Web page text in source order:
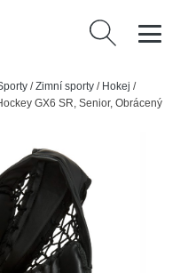
Vyhledávání
/Zimní sporty / Hokej /
GX6 SR, Senior, Obrácený